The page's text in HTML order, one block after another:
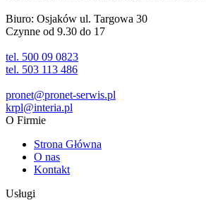
Biuro: Osjaków ul. Targowa 30
Czynne od 9.30 do 17
tel. 500 09 0823
tel. 503 113 486
pronet@pronet-serwis.pl
krpl@interia.pl
O Firmie
Strona Główna
O nas
Kontakt
Usługi